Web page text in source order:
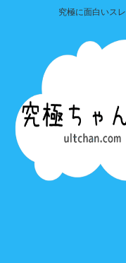
究極に面白いス